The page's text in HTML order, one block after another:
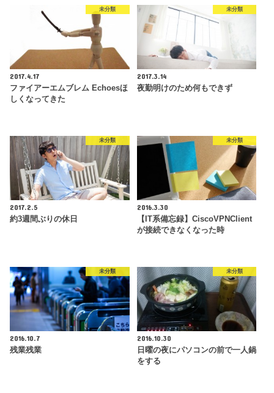
未分類
2017.4.17
ファイアーエムブレム Echoesほ
しくなってきた
未分類
2017.3.14
夜勤明けのため何もできず
未分類
2017.2.5
約3週間ぶりの休日
未分類
2016.3.30
【IT系備忘録】CiscoVPNClient
が接続できなくなった時
未分類
2016.10.7
残業残業
未分類
2016.10.30
日曜の夜にパソコンの前で一人鍋
をする